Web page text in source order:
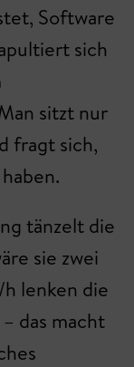
Software
sich
sitzt nur
fragt sich,
tänzelt die
sie zwei
lenken die
das macht